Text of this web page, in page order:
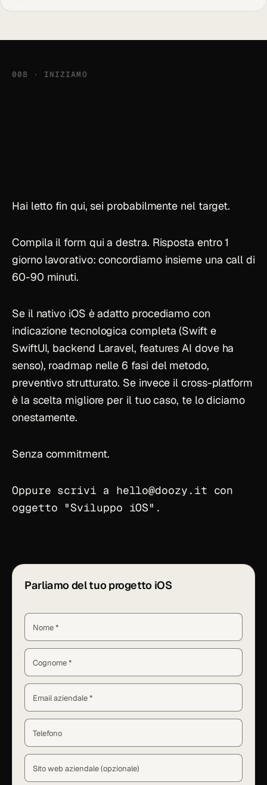
008 · INIZIAMO
Hai letto fin qui, sei probabilmente nel target.
Compila il form qui a destra. Risposta entro 1
giorno lavorativo: concordiamo insieme una call di
60-90 minuti.
Se il nativo iOS è adatto procediamo con
indicazione tecnologica completa (Swift e
SwiftUI, backend Laravel, features AI dove ha
senso), roadmap nelle 6 fasi del metodo,
preventivo strutturato. Se invece il cross-platform
è la scelta migliore per il tuo caso, te lo diciamo
onestamente.
Senza commitment.
Oppure scrivi a hello@doozy.it con
oggetto "Sviluppo iOS".
Parliamo del tuo progetto iOS
Nome *
Cognome *
Email aziendale *
Telefono
Sito web aziendale (opzionale)